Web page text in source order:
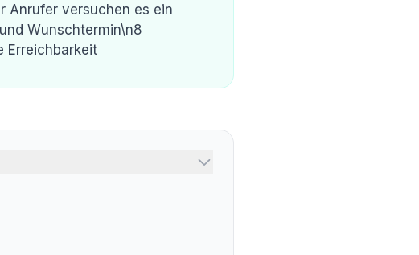
Anrufer versuchen es ein
Wunschtermin\n8
Erreichbarkeit